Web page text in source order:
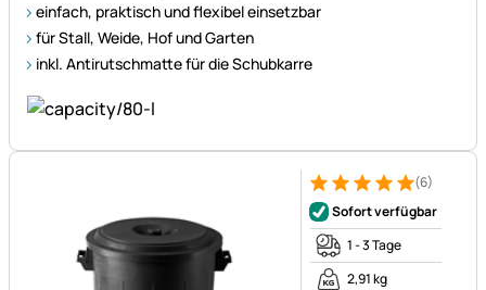
einfach, praktisch und flexibel einsetzbar
für Stall, Weide, Hof und Garten
inkl. Antirutschmatte für die Schubkarre
Bewertung: 5 von 5 (6
6 Bewertungen
(6)
Sofort verfügbar
1 - 3 Tage
2,91 kg